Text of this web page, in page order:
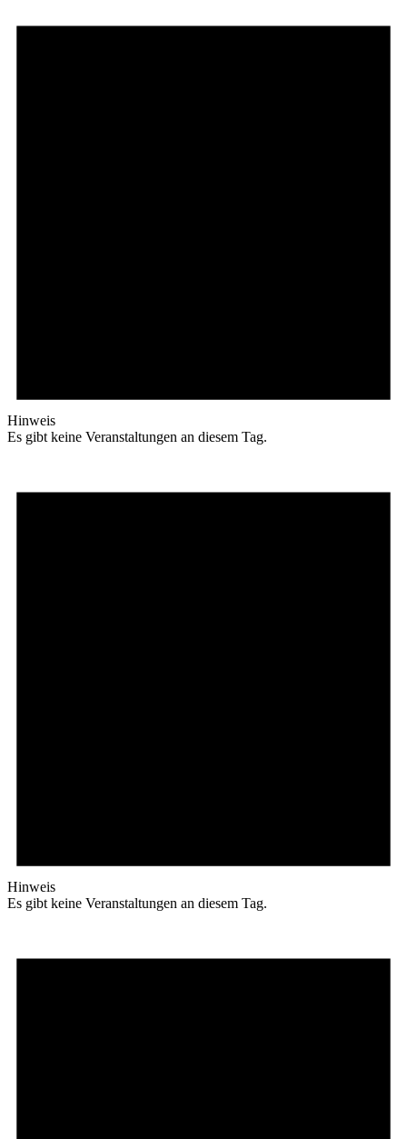
Hinweis
Es gibt keine Veranstaltungen an diesem Tag.
Hinweis
Es gibt keine Veranstaltungen an diesem Tag.